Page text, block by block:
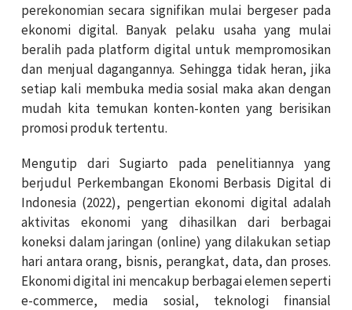
perekonomian secara signifikan mulai bergeser pada
ekonomi digital. Banyak pelaku usaha yang mulai
beralih pada platform digital untuk mempromosikan
dan menjual dagangannya. Sehingga tidak heran, jika
setiap kali membuka media sosial maka akan dengan
mudah kita temukan konten-konten yang berisikan
promosi produk tertentu.
Mengutip dari Sugiarto pada penelitiannya yang
berjudul Perkembangan Ekonomi Berbasis Digital di
Indonesia (2022), pengertian ekonomi digital adalah
aktivitas ekonomi yang dihasilkan dari berbagai
koneksi dalam jaringan (online) yang dilakukan setiap
hari antara orang, bisnis, perangkat, data, dan proses.
Ekonomi digital ini mencakup berbagai elemen seperti
e-commerce, media sosial, teknologi finansial